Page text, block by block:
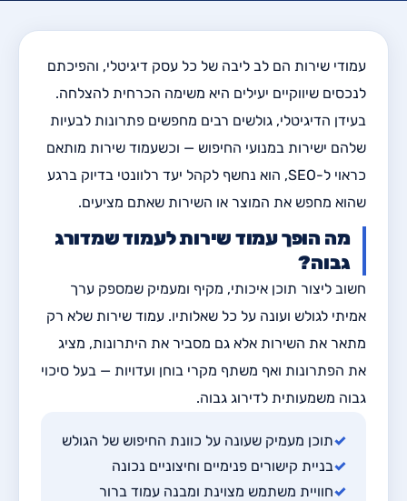
עמודי שירות הם לב ליבה של כל עסק דיגיטלי, והפיכתם
לנכסים שיווקיים יעילים היא משימה הכרחית להצלחה.
בעידן הדיגיטלי, גולשים רבים מחפשים פתרונות לבעיות
שלהם ישירות במנועי החיפוש — וכשעמוד שירות מותאם
כראוי ל-SEO, הוא נחשף לקהל יעד רלוונטי בדיוק ברגע
שהוא מחפש את המוצר או השירות שאתם מציעים.
מה הופך עמוד שירות לעמוד שמדורג
גבוה?
חשוב ליצור תוכן איכותי, מקיף ומעמיק שמספק ערך
אמיתי לגולש ועונה על כל שאלותיו. עמוד שירות שלא רק
מתאר את השירות אלא גם מסביר את היתרונות, מציג
את הפתרונות ואף משתף מקרי בוחן ועדויות — בעל סיכוי
גבוה משמעותית לדירוג גבוה.
✓תוכן מעמיק שעונה על כוונת החיפוש של הגולש
✓בניית קישורים פנימיים וחיצוניים נכונה
✓חוויית משתמש מצוינת ומבנה עמוד ברור